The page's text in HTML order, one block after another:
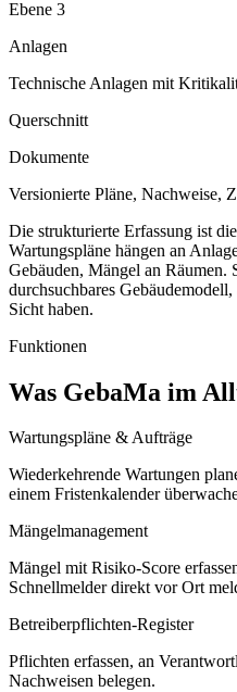
Ebene 3
Anlagen
Technische Anlagen mit
Querschnitt
Dokumente
Versionierte Pläne, Nachweise,
Die strukturierte Erfassung ist
Wartungspläne hängen an
Gebäuden, Mängel an Räumen.
durchsuchbares
Sicht haben.
Funktionen
Was GebaMa im
Wartungspläne & Aufträge
Wiederkehrende Wartungen
einem Fristenkalender
Mängelmanagement
Mängel mit Risiko-Score
Schnellmelder direkt vor Ort
Betreiberpflichten-Register
Pflichten erfassen, an
Nachweisen belegen.